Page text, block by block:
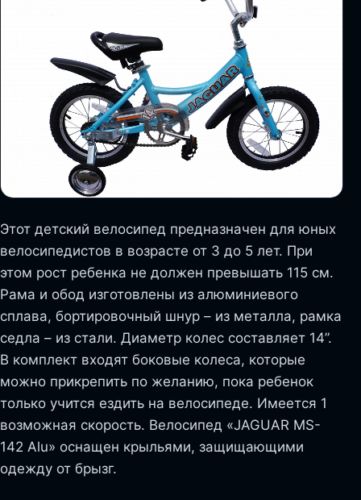
Этот детский велосипед предназначен для юных
велосипедистов в возрасте от 3 до 5 лет. При
этом рост ребенка не должен превышать 115 см.
Рама и обод изготовлены из алюминиевого
сплава, бортировочный шнур – из металла, рамка
седла – из стали. Диаметр колес составляет 14”.
В комплект входят боковые колеса, которые
можно прикрепить по желанию, пока ребенок
только учится ездить на велосипеде. Имеется 1
возможная скорость. Велосипед «JAGUAR MS-
142 Alu» оснащен крыльями, защищающими
одежду от брызг.